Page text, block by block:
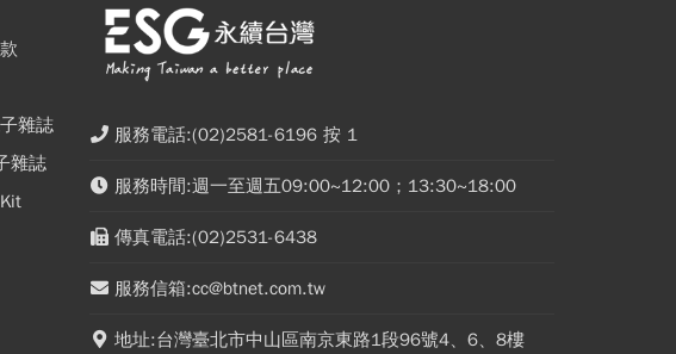
雜誌
雜誌
服務電話:(02)2581-6196 按 1
服務時間:週一至週五09:00~12:00；13:30~18:00
傳真電話:(02)2531-6438
服務信箱:cc@btnet.com.tw
地址:台灣臺北市中山區南京東路1段96號4、6、8樓